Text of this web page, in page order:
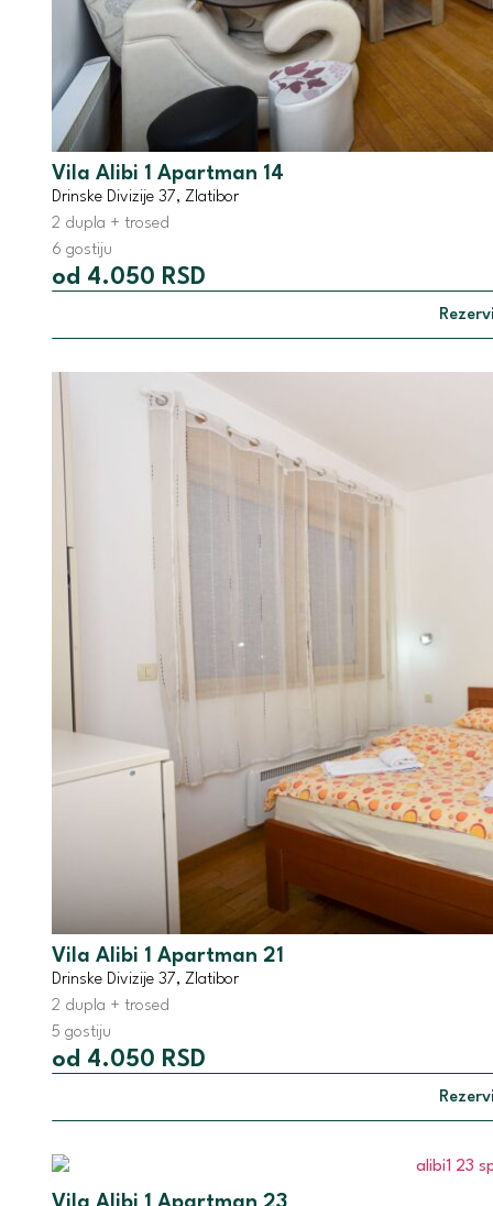
Vila Alibi 1 Apartman 14
Drinske Divizije 37, Zlatibor
2 dupla + trosed
6 gostiju
od 4.050 RSD
Vila Alibi 1 Apartman 21
Drinske Divizije 37, Zlatibor
2 dupla + trosed
5 gostiju
od 4.050 RSD